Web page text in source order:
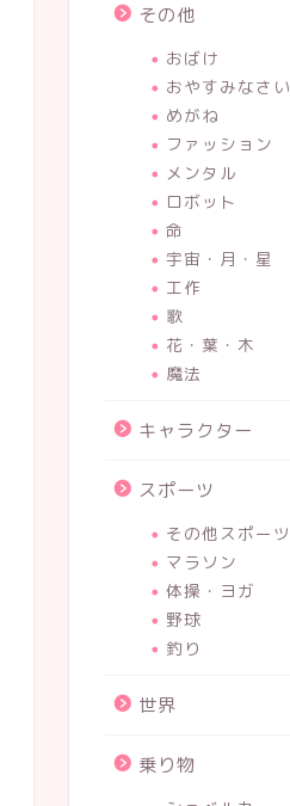
その他
おばけ
おやすみなさい
めがね
ファッション
メンタル
ロボット
命
宇宙・月・星
工作
歌
花・葉・木
魔法
キャラクター
スポーツ
その他スポーツ
マラソン
体操・ヨガ
野球
釣り
世界
乗り物